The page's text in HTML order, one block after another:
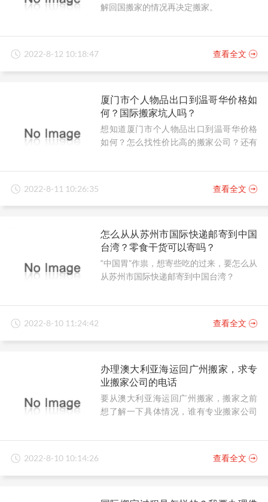
解回国搬家的情况再决定搬家。
2022-8-12 10:18:47 查看全文
厦门市个人物品出口到温哥华价格如
何？国际搬家坑人吗？
想知道厦门市个人物品出口到温哥华价格
如何？怎么找性价比高的搬家公司？还有
2022-8-11 10:26:35 查看全文
怎么从从苏州市国际快递邮寄到中国
台湾？零食干货可以寄吗？
“中国胃”作祟，想寄些吃的过来，要怎么从
从苏州市国际快递邮寄到中国台湾？
2022-8-10 11:24:42 查看全文
办理澳大利亚海运回广州搬家，求专
业搬家公司的电话
要从澳大利亚海运回广州搬家，搬家之前
想了解一下具体情况，谁有专业搬家公司
2022-8-10 10:14:26 查看全文